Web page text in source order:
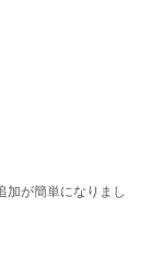
加が簡単になりまし